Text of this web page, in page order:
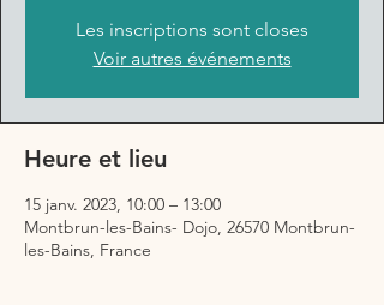
Les inscriptions sont closes
Voir autres événements
Heure et lieu
15 janv. 2023, 10:00 – 13:00
Montbrun-les-Bains- Dojo, 26570 Montbrun-
les-Bains, France